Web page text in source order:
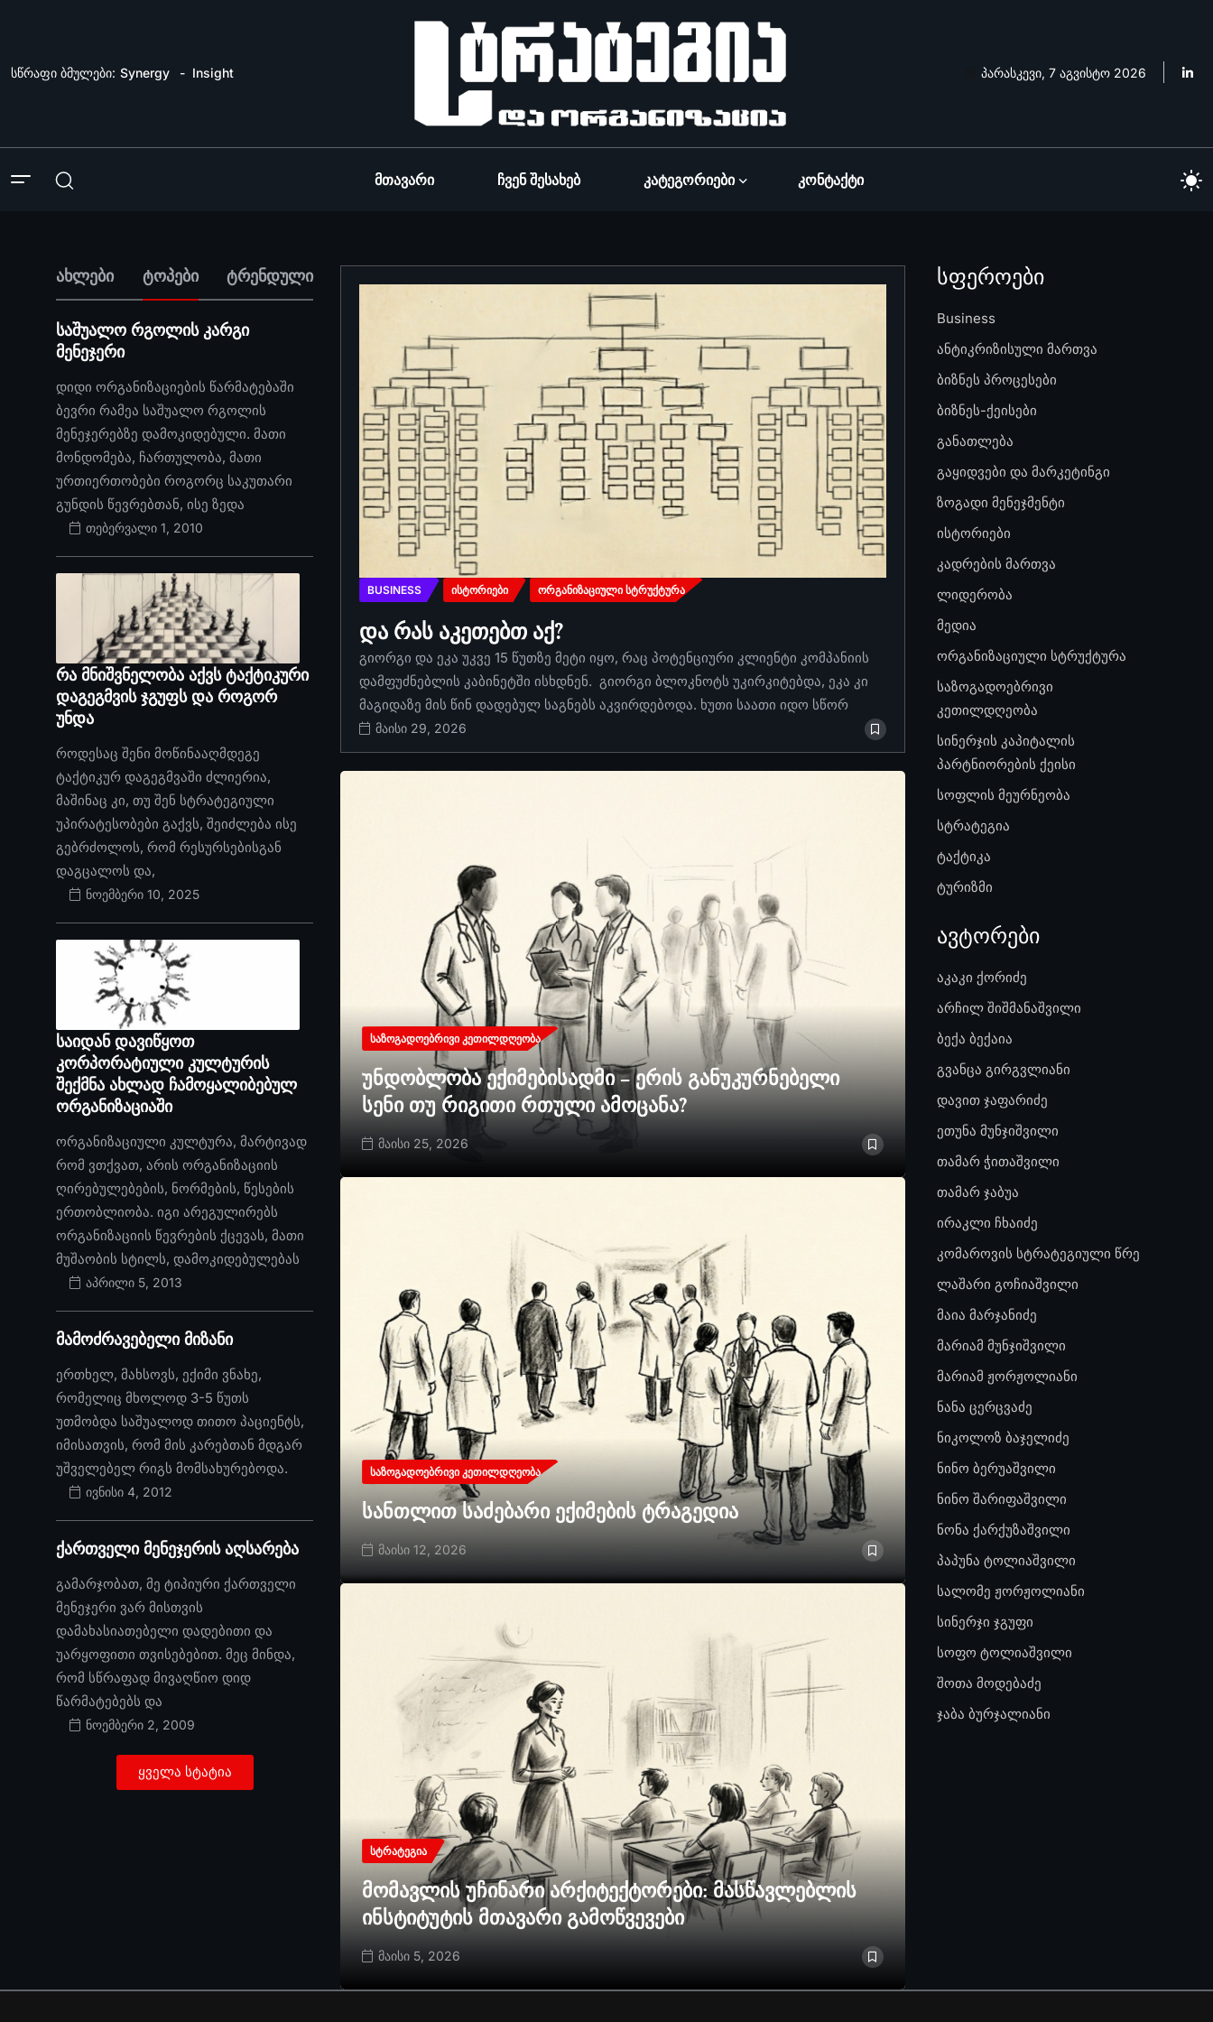
სწრაფი ბმულები: Synergy Insight პარასკევი, 7 აგვისტო 2026
Მთავარი Ჩვენ Შესახებ Კატეგორიები Კონტაქტი
ახლები ტოპები ტრენდული
საშუალო რგოლის კარგი
მენეჯერი
დიდი ორგანიზაციების წარმატებაში
ბევრი რამეა საშუალო რგოლის
მენეჯერებზე დამოკიდებული. მათი
მონდომება, ჩართულობა, მათი
ურთიერთობები როგორც საკუთარი
გუნდის წევრებთან, ისე ზედა
თებერვალი 1, 2010
რა მნიშვნელობა აქვს ტაქტიკური
დაგეგმვის ჯგუფს და როგორ
უნდა
როდესაც შენი მოწინააღმდეგე
ტაქტიკურ დაგეგმვაში ძლიერია,
მაშინაც კი, თუ შენ სტრატეგიული
უპირატესობები გაქვს, შეიძლება ისე
გებრძოლოს, რომ რესურსებისგან
დაგცალოს და,
ნოემბერი 10, 2025
საიდან დავიწყოთ
კორპორატიული კულტურის
შექმნა ახლად ჩამოყალიბებულ
ორგანიზაციაში
ორგანიზაციული კულტურა, მარტივად
რომ ვთქვათ, არის ორგანიზაციის
ღირებულებების, ნორმების, წესების
ერთობლიობა. იგი არეგულირებს
ორგანიზაციის წევრების ქცევას, მათი
მუშაობის სტილს, დამოკიდებულებას
აპრილი 5, 2013
მამოძრავებელი მიზანი
ერთხელ, მახსოვს, ექიმი ვნახე,
რომელიც მხოლოდ 3-5 წუთს
უთმობდა საშუალოდ თითო პაციენტს,
იმისათვის, რომ მის კარებთან მდგარ
უშველებელ რიგს მომსახურებოდა.
ივნისი 4, 2012
ქართველი მენეჯერის აღსარება
გამარჯობათ, მე ტიპიური ქართველი
მენეჯერი ვარ მისთვის
დამახასიათებელი დადებითი და
უარყოფითი თვისებებით. მეც მინდა,
რომ სწრაფად მივაღწიო დიდ
წარმატებებს და
ნოემბერი 2, 2009
ყველა სტატია
BUSINESS ᲘᲡᲢᲝᲠᲘᲔᲑᲘ ᲝᲠᲒᲐᲜᲘᲖᲐᲪᲘᲣᲚᲘ ᲡᲢᲠᲣᲥᲢᲣᲠᲐ
და რას აკეთებთ აქ?
გიორგი და ეკა უკვე 15 წუთზე მეტი იყო, რაც პოტენციური კლიენტი კომპანიის
დამფუძნებლის კაბინეტში ისხდნენ. გიორგი ბლოკნოტს უკირკიტებდა, ეკა კი
მაგიდაზე მის წინ დადებულ საგნებს აკვირდებოდა. ხუთი საათი იდო სწორ
მაისი 29, 2026
ᲡᲐᲖᲝᲒᲐᲓᲝᲔᲑᲠᲘᲕᲘ ᲙᲔᲗᲘᲚᲓᲦᲔᲝᲑᲐ
უნდობლობა ექიმებისადმი – ერის განუკურნებელი
სენი თუ რიგითი რთული ამოცანა?
მაისი 25, 2026
ᲡᲐᲖᲝᲒᲐᲓᲝᲔᲑᲠᲘᲕᲘ ᲙᲔᲗᲘᲚᲓᲦᲔᲝᲑᲐ
სანთლით საძებარი ექიმების ტრაგედია
მაისი 12, 2026
ᲡᲢᲠᲐᲢᲔᲒᲘᲐ
მომავლის უჩინარი არქიტექტორები: მასწავლებლის
ინსტიტუტის მთავარი გამოწვევები
მაისი 5, 2026
სფეროები
Business
ანტიკრიზისული მართვა
ბიზნეს პროცესები
ბიზნეს-ქეისები
განათლება
გაყიდვები და მარკეტინგი
ზოგადი მენეჯმენტი
ისტორიები
კადრების მართვა
ლიდერობა
მედია
ორგანიზაციული სტრუქტურა
საზოგადოებრივი
კეთილდღეობა
სინერჯის კაპიტალის
პარტნიორების ქეისი
სოფლის მეურნეობა
სტრატეგია
ტაქტიკა
ტურიზმი
ავტორები
აკაკი ქორიძე
არჩილ შიშმანაშვილი
ბექა ბექაია
გვანცა გირგვლიანი
დავით ჯაფარიძე
ეთუნა მუნჯიშვილი
თამარ ჭითაშვილი
თამარ ჯაბუა
ირაკლი ჩხაიძე
კომაროვის სტრატეგიული წრე
ლაშარი გოჩიაშვილი
მაია მარჯანიძე
მარიამ მუნჯიშვილი
მარიამ ჟორჟოლიანი
ნანა ცერცვაძე
ნიკოლოზ ბაჯელიძე
ნინო ბერუაშვილი
ნინო შარიფაშვილი
ნონა ქარქუზაშვილი
პაპუნა ტოლიაშვილი
სალომე ჟორჟოლიანი
სინერჯი ჯგუფი
სოფო ტოლიაშვილი
შოთა მოდებაძე
ჯაბა ბურჯალიანი